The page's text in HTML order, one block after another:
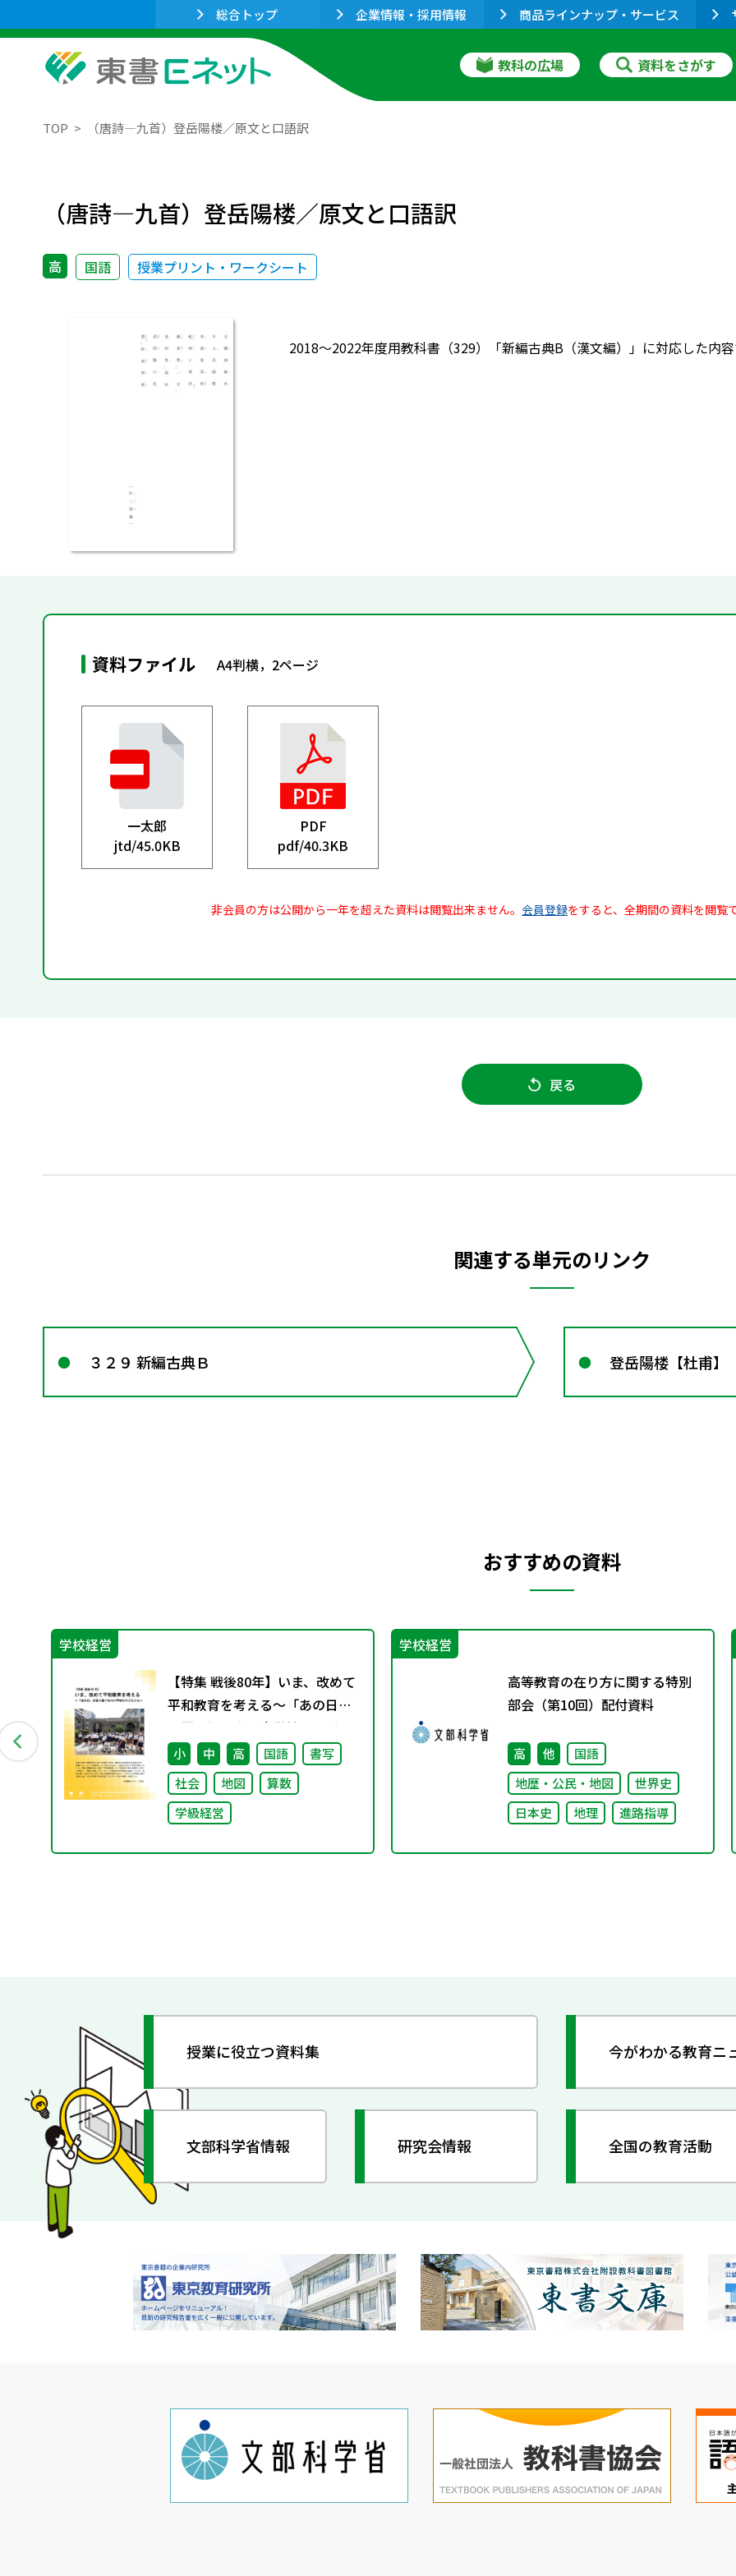
総合トップ 企業情報・採用情報 商品ラインナップ・サービス
教科の広場 資料をさがす
TOP （唐詩―九首）登岳陽楼／原文と口語訳
（唐詩―九首）登岳陽楼／原文と口語訳
高 国語 授業プリント・ワークシート
2018～2022年度用教科書（329）「新編古典B（漢文編）」に対応した内
資料ファイル A4判横，2ページ
一太郎
jtd/45.0KB
PDF
pdf/40.3KB
非会員の方は公開から一年を超えた資料は閲覧出来ません。 会員登録をすると、全期間の資料を閲覧
戻る
関連する単元のリンク
３２９ 新編古典Ｂ 登岳陽楼【杜甫】
おすすめの資料
学校経営
【特集 戦後80年】いま、改めて
平和教育を考える〜「あの日」
を語り継ぐ本川小学校の子ども
たち〜
小 中 高 国語
書写
社会
地図
算数
学級経営
学校経営
高等教育の在り方に関する特別
部会（第10回）配付資料
高 他
国語
地歴・公民・地図
世界史
日本史
地理 進路指導
授業に役立つ資料集 今がわかる教育ニ
文部科学省情報 研究会情報 全国の教育活動